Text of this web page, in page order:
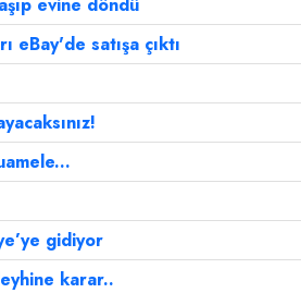
eBay'de satışa çıktı
gidiyor
karar..